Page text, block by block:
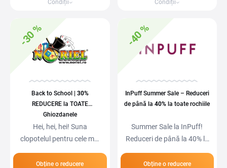
Condiții Condiții
-30 %
Back to School | 30%
REDUCERE la TOATE
Ghiozdanele
Hei, hei, hei! Suna
clopotelul pentru cele mai
Obține o reducere
-40 %
InPuff Summer Sale – Reduceri
de până la40% la toate rochiile
Summer Sale la InPuff!
Reduceri de până la 40% la
Obține o reducere